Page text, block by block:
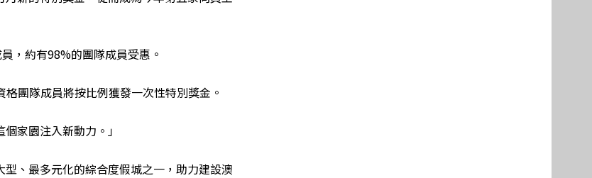
，約有98%的團隊成員受惠。
團隊成員將按比例獲發一次性特別獎金。
家園注入新動力。」
型、最多元化的綜合度假城之一，助力建設澳